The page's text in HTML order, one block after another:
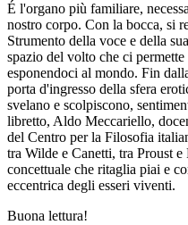
É l'organo più familiare,
nostro corpo. Con la bocca, si
Strumento della voce e della
spazio del volto che ci
esponendoci al mondo. Fin
porta d'ingresso della sfera
svelano e scolpiscono,
libretto, Aldo Meccariello,
del Centro per la Filosofia
tra Wilde e Canetti, tra Proust
concettuale che ritaglia piai e
eccentrica degli esseri viventi.
Buona lettura!